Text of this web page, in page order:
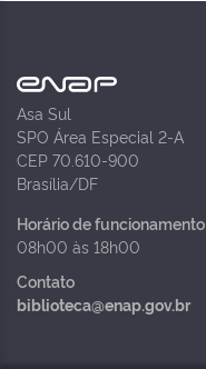
Asa Sul
SPO Área Especial 2-A
CEP 70.610-900
Brasília/DF
Horário de funcionamento
08h00 às 18h00
Contato
biblioteca@enap.gov.br